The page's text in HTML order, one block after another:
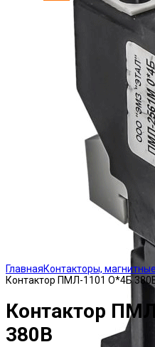
ГлавнаяКонтакторы,
Контактор ПМЛ-1101 О*4Б
Контактор
380В